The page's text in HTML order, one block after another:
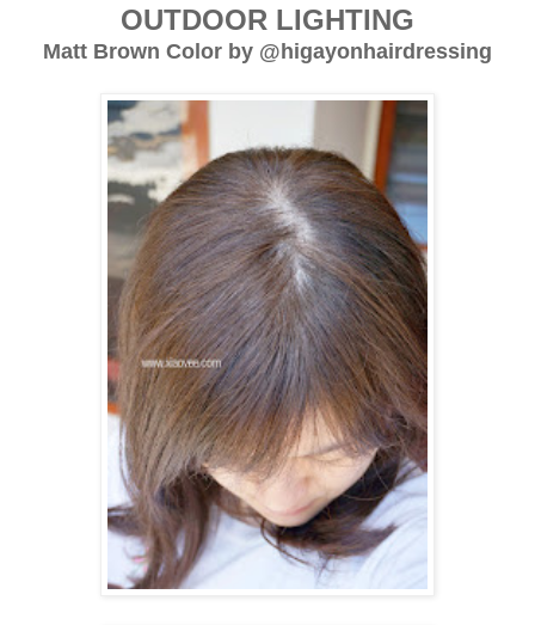
OUTDOOR LIGHTING
Matt Brown Color by @higayonhairdressing